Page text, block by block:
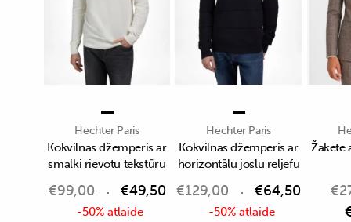
Hechter Paris
Kokvilnas džemperis ar
smalki rievotu tekstūru
€99,00 €49,50
-50% atlaide
Hechter Paris
Kokvilnas džemperis ar
horizontālu joslu reljefu
€129,00 €64,50
-50% atlaide
Žakete
€